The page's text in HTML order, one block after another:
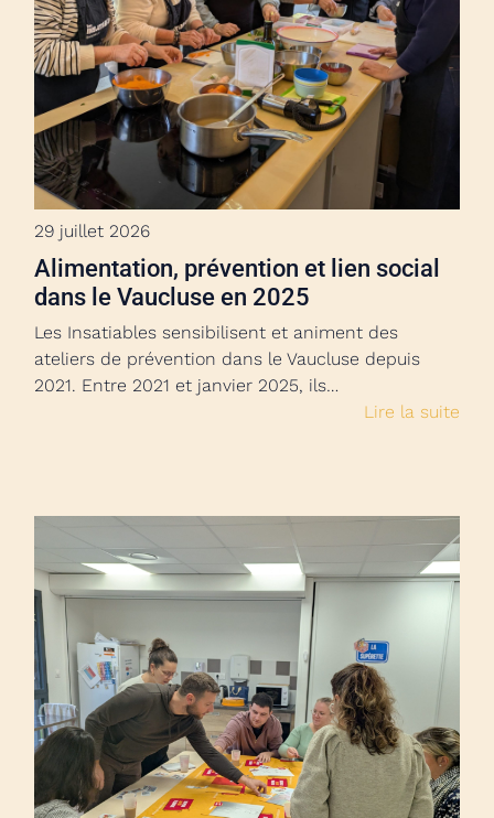
29 juillet 2026
Alimentation, prévention et lien social
dans le Vaucluse en 2025
Les Insatiables sensibilisent et animent des
ateliers de prévention dans le Vaucluse depuis
2021. Entre 2021 et janvier 2025, ils…
Lire la suite